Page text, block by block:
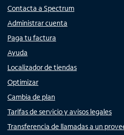
Contacta a Spectrum
Administrar cuenta
Paga tu factura
Ayuda
Localizador de tiendas
Optimizar
Cambia de plan
Tarifas de servicio y avisos legales
Transferencia de llamadas a un